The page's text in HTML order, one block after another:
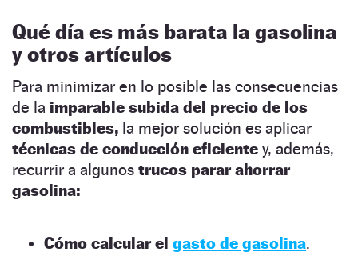
Qué día es más barata la gasolina
y otros artículos
Para minimizar en lo posible las consecuencias
de la imparable subida del precio de los
combustibles, la mejor solución es aplicar
técnicas de conducción eficiente y, además,
recurrir a algunos trucos parar ahorrar
gasolina:
Cómo calcular el gasto de gasolina.